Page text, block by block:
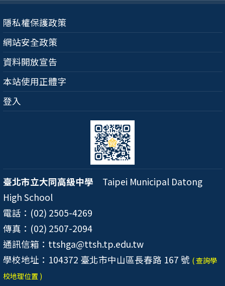
隱私權保護政策
網站安全政策
資料開放宣告
本站使用正體字
登入
臺北市立大同高級中學 Taipei Municipal Datong
High School
電話：(02) 2505-4269
傳真：(02) 2507-2094
通訊信箱：ttshga@ttsh.tp.edu.tw
學校地址：104372 臺北市中山區長春路 167 號 ( 查詢學
校地理位置 )